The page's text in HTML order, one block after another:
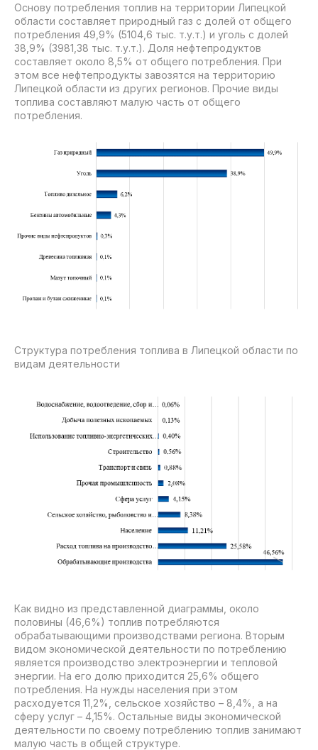
Основу потребления топлив на территории Липецкой
области составляет природный газ с долей от общего
потребления 49,9% (5104,6 тыс. т.у.т.) и уголь с долей
38,9% (3981,38 тыс. т.у.т.). Доля нефтепродуктов
составляет около 8,5% от общего потребления. При
этом все нефтепродукты завозятся на территорию
Липецкой области из других регионов. Прочие виды
топлива составляют малую часть от общего
потребления.
Структура потребления топлива в Липецкой области по
видам деятельности
Как видно из представленной диаграммы, около
половины (46,6%) топлив потребляются
обрабатывающими производствами региона. Вторым
видом экономической деятельности по потреблению
является производство электроэнергии и тепловой
энергии. На его долю приходится 25,6% общего
потребления. На нужды населения при этом
расходуется 11,2%, сельское хозяйство – 8,4%, а на
сферу услуг – 4,15%. Остальные виды экономической
деятельности по своему потреблению топлив занимают
малую часть в общей структуре.